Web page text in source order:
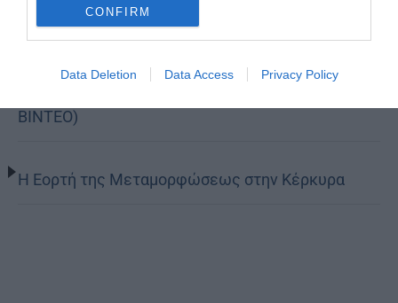
CONFIRM
Data Deletion Data Access Privacy Policy
της, Άγιο Νικάνορα τον Θαυματουργό (ΦΩΤΟ-
ΒΙΝΤΕΟ)
Η Εορτή της Μεταμορφώσεως στην Κέρκυρα